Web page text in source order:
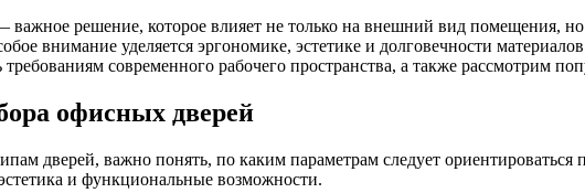
решение, которое влияет не только на внешний вид помещения, но
внимание уделяется эргономике, эстетике и долговечности
современного рабочего пространства, а также рассмотрим
офисных дверей
дверей, важно понять, по каким параметрам следует
и функциональные возможности.